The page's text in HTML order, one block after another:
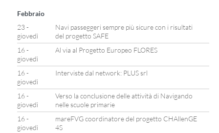
Febbraio
23 -
giovedì
Navi passeggeri sempre più sicure con i risultati
del progetto SAFE
16 -
giovedì
Al via al Progetto Europeo FLORES
16 -
giovedì
Interviste dal network: PLUS srl
16 -
giovedì
Verso la conclusione delle attività di Navigando
nelle scuole primarie
16 -
giovedì
mareFVG coordinatore del progetto CHAllenGE
4S